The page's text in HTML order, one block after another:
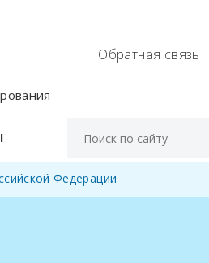
Обратная связь
Федерации